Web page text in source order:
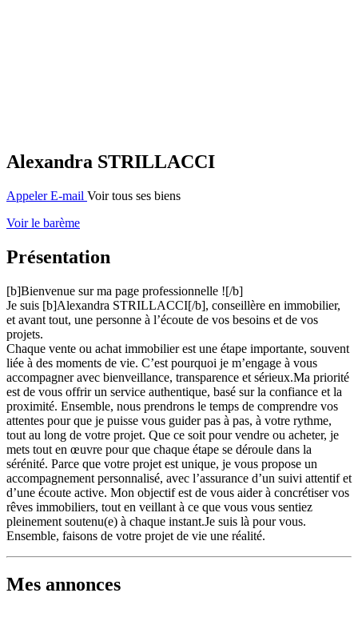
Alexandra STRILLACCI
Appeler E-mail Voir tous ses biens
Voir le barème
Présentation
[b]Bienvenue sur ma page professionnelle ![/b]
Je suis [b]Alexandra STRILLACCI[/b], conseillère en immobilier,
et avant tout, une personne à l’écoute de vos besoins et de vos
projets.
Chaque vente ou achat immobilier est une étape importante, souvent
liée à des moments de vie. C’est pourquoi je m’engage à vous
accompagner avec bienveillance, transparence et sérieux.Ma priorité
est de vous offrir un service authentique, basé sur la confiance et la
proximité. Ensemble, nous prendrons le temps de comprendre vos
attentes pour que je puisse vous guider pas à pas, à votre rythme,
tout au long de votre projet. Que ce soit pour vendre ou acheter, je
mets tout en œuvre pour que chaque étape se déroule dans la
sérénité. Parce que votre projet est unique, je vous propose un
accompagnement personnalisé, avec l’assurance d’un suivi attentif et
d’une écoute active. Mon objectif est de vous aider à concrétiser vos
rêves immobiliers, tout en veillant à ce que vous vous sentiez
pleinement soutenu(e) à chaque instant.Je suis là pour vous.
Ensemble, faisons de votre projet de vie une réalité.
Mes annonces